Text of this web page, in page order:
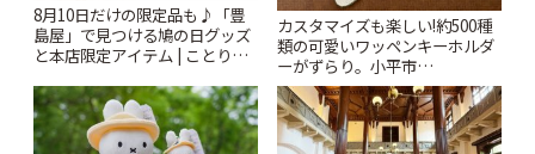
8月10日だけの限定品も♪「豊
島屋」で見つける鳩の日グッズ
と本店限定アイテム | ことりっ
カスタマイズも楽しい!約500種
類の可愛いワッペンキーホルダ
ーがずらり。小平市
「Kimamaya T&K」 | ことりっ
ぷ